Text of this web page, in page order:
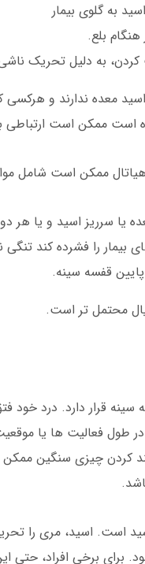
به گلوی بیمار
بلع.
به دلیل تحریک
معده ندارند و
است ممکن است ارتباطی
ممکن است شامل
یا سرریز اسید و یا هر
بیمار را فشرده کند
قفسه سینه.
محتمل تر است.
قرار دارد. درد خود
طول فعالیت ها یا
کردن چیزی سنگین ممکن
است. اسید، مری را
برای برخی افراد،